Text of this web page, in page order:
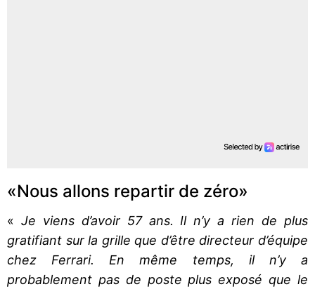
«Nous allons repartir de zéro»
« Je viens d’avoir 57 ans. Il n’y a rien de plus
gratifiant sur la grille que d’être directeur d’équipe
chez Ferrari. En même temps, il n’y a
probablement pas de poste plus exposé que le